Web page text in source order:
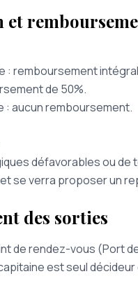
: remboursement
de 50%.
: aucun remboursement.
défavorables ou de
se verra proposer un
des sorties
de rendez-vous (Port
est seul